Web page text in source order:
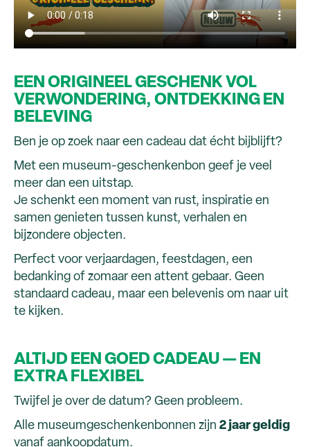
EEN ORIGINEEL GESCHENK VOL
VERWONDERING, ONTDEKKING EN
BELEVING
Ben je op zoek naar een cadeau dat écht bijblijft?
Met een museum-geschenkenbon geef je veel
meer dan een uitstap.
Je schenkt een moment van rust, inspiratie en
samen genieten tussen kunst, verhalen en
bijzondere objecten.
Perfect voor verjaardagen, feestdagen, een
bedanking of zomaar een attent gebaar. Geen
standaard cadeau, maar een belevenis om naar uit
te kijken.
ALTIJD EEN GOED CADEAU — EN
EXTRA FLEXIBEL
Twijfel je over de datum? Geen probleem.
Alle museumgeschenkenbonnen zijn 2 jaar geldig
vanaf aankoopdatum.